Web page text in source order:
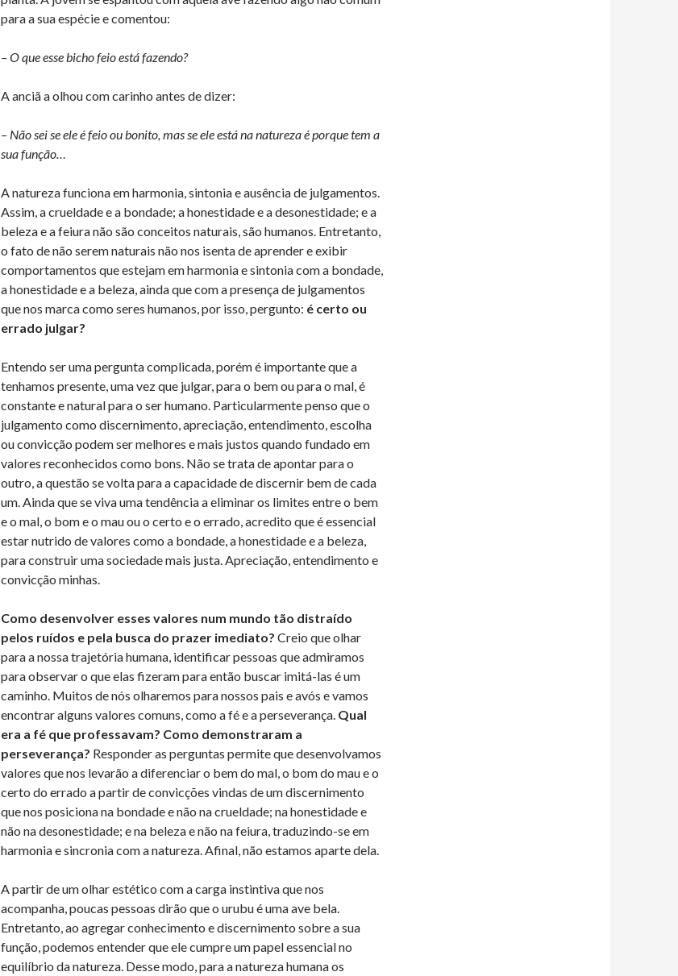
para a sua espécie e comentou:
– O que esse bicho feio está fazendo?
A anciã a olhou com carinho antes de dizer:
– Não sei se ele é feio ou bonito, mas se ele está na natureza é porque tem a
sua função…
A natureza funciona em harmonia, sintonia e ausência de julgamentos.
Assim, a crueldade e a bondade; a honestidade e a desonestidade; e a
beleza e a feiura não são conceitos naturais, são humanos. Entretanto,
o fato de não serem naturais não nos isenta de aprender e exibir
comportamentos que estejam em harmonia e sintonia com a bondade,
a honestidade e a beleza, ainda que com a presença de julgamentos
que nos marca como seres humanos, por isso, pergunto: é certo ou
errado julgar?
Entendo ser uma pergunta complicada, porém é importante que a
tenhamos presente, uma vez que julgar, para o bem ou para o mal, é
constante e natural para o ser humano. Particularmente penso que o
julgamento como discernimento, apreciação, entendimento, escolha
ou convicção podem ser melhores e mais justos quando fundado em
valores reconhecidos como bons. Não se trata de apontar para o
outro, a questão se volta para a capacidade de discernir bem de cada
um. Ainda que se viva uma tendência a eliminar os limites entre o bem
e o mal, o bom e o mau ou o certo e o errado, acredito que é essencial
estar nutrido de valores como a bondade, a honestidade e a beleza,
para construir uma sociedade mais justa. Apreciação, entendimento e
convicção minhas.
Como desenvolver esses valores num mundo tão distraído
pelos ruídos e pela busca do prazer imediato? Creio que olhar
para a nossa trajetória humana, identificar pessoas que admiramos
para observar o que elas fizeram para então buscar imitá-las é um
caminho. Muitos de nós olharemos para nossos pais e avós e vamos
encontrar alguns valores comuns, como a fé e a perseverança. Qual
era a fé que professavam? Como demonstraram a
perseverança? Responder as perguntas permite que desenvolvamos
valores que nos levarão a diferenciar o bem do mal, o bom do mau e o
certo do errado a partir de convicções vindas de um discernimento
que nos posiciona na bondade e não na crueldade; na honestidade e
não na desonestidade; e na beleza e não na feiura, traduzindo-se em
harmonia e sincronia com a natureza. Afinal, não estamos aparte dela.
A partir de um olhar estético com a carga instintiva que nos
acompanha, poucas pessoas dirão que o urubu é uma ave bela.
Entretanto, ao agregar conhecimento e discernimento sobre a sua
função, podemos entender que ele cumpre um papel essencial no
equilíbrio da natureza. Desse modo, para a natureza humana os